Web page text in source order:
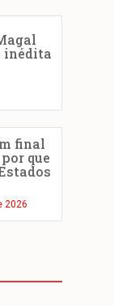
inédita
final
que
2026